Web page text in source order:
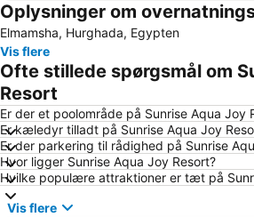
Papas Beach Club
El
Mahmya Island
Bordiehns
La Luna
Aladdin Casino
Oplysninger om
Elmamsha, Hurghada, Egypten
Vis flere
Ofte stillede spørgsmål om
Resort
Er der et poolområde på Sunrise Aqua Joy
Er kæledyr tilladt på Sunrise Aqua Joy
Er der parkering til rådighed på Sunrise
Hvor ligger Sunrise Aqua Joy Resort?
Hvilke populære attraktioner er tæt på
Vis flere